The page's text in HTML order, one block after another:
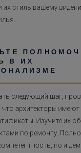
их стиль вашему
В ИХ
следующий шаг,
архитекторы имеют
Изучите их
по ремонту.
но и